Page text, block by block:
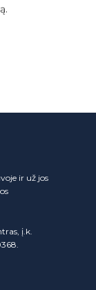
ir už jos
į.k.